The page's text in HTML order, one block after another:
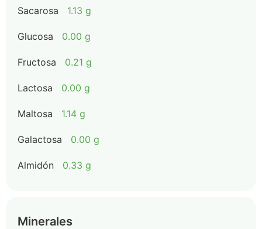
Sacarosa 1.13 g
Glucosa 0.00 g
Fructosa 0.21 g
Lactosa 0.00 g
Maltosa 1.14 g
Galactosa 0.00 g
Almidón 0.33 g
Minerales